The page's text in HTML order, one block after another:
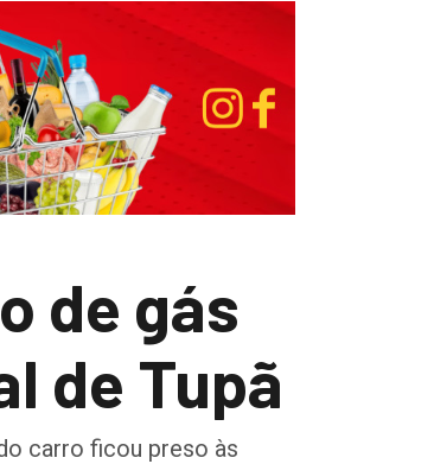
de gás
de Tupã
carro ficou preso às